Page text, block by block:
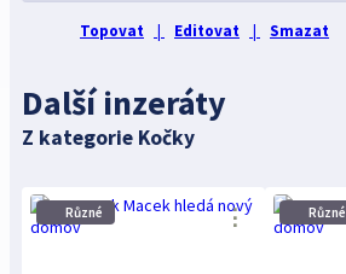
Topovat | Editovat | Smazat
Další inzeráty
Z kategorie Kočky
Různé ⋮ Různé